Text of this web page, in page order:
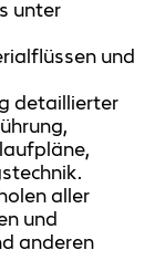
unter
und
detaillierter
aller
und
anderen